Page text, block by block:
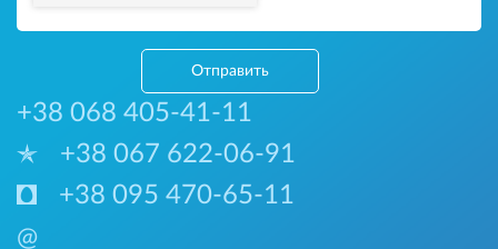
Отправить
+38 068 405-41-11
+38 067 622-06-91
+38 095 470-65-11
@